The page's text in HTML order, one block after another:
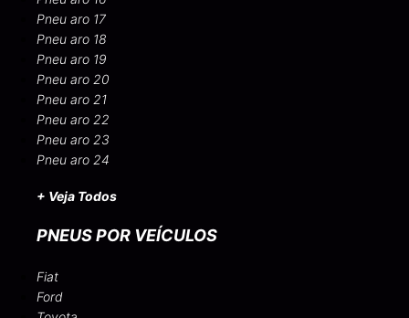
Pneu aro 17
Pneu aro 18
Pneu aro 19
Pneu aro 20
Pneu aro 21
Pneu aro 22
Pneu aro 23
Pneu aro 24
+ Veja Todos
PNEUS POR VEÍCULOS
Fiat
Ford